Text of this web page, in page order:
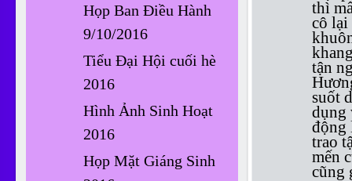
thì
cô lại
tận
suốt
dụng
động
trao
mến
cũng
Họp Ban Điều Hành
9/10/2016
Tiểu Đại Hội cuối hè
2016
Hình Ảnh Sinh Hoạt
2016
Họp Mặt Giáng Sinh